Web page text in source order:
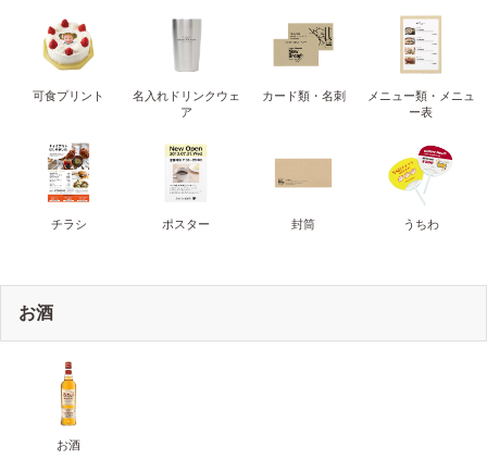
可食プリント
名入れドリンクウェ
ア
カード類・名刺
メニュー類・メニュ
ー表
チラシ ポスター 封筒 うちわ
お酒
お酒